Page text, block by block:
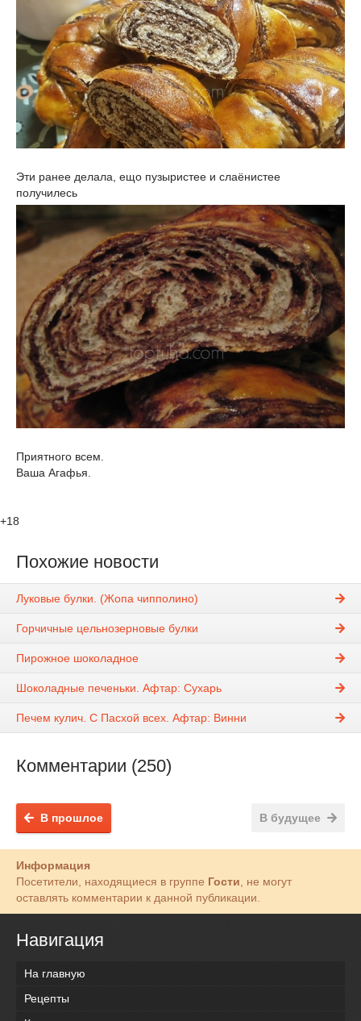
Эти ранее делала, ещо пузыристее и слаёнистее
получилесь
Приятного всем.
Ваша Агафья.
+18
Похожие новости
Луковые булки. (Жопа чипполино)
Горчичные цельнозерновые булки
Пирожное шоколадное
Шоколадные печеньки. Афтар: Сухарь
Печем кулич. С Пасхой всех. Афтар: Винни
Комментарии (250)
В будущее
В прошлое
Информация
Посетители, находящиеся в группе Гости , не могут
оставлять комментарии к данной публикации.
Навигация
На главную
Рецепты